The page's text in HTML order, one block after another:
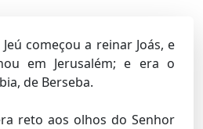
começou a reinar Joás, e
em Jerusalém; e era o
de Berseba.
reto aos olhos do Senhor